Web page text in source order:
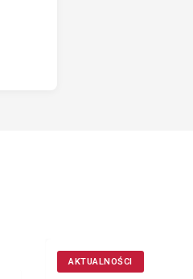
AKTUALNOŚCI